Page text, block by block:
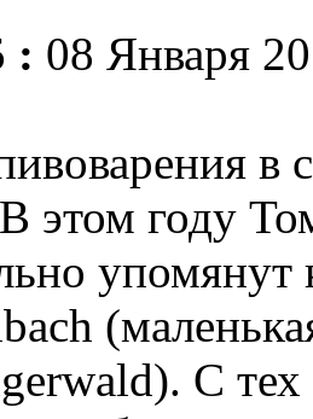
: 08 Января
в
этом году
упомянут
С